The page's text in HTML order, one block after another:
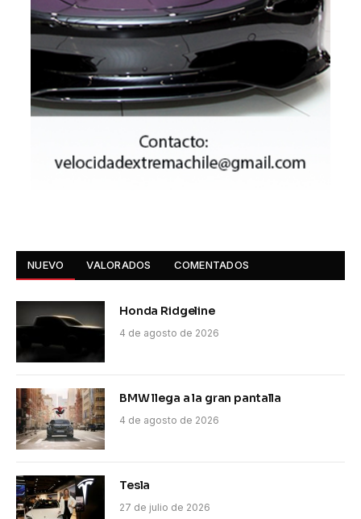
NUEVO VALORADOS COMENTADOS
Honda Ridgeline
4 de agosto de 2026
BMW llega a la gran pantalla
4 de agosto de 2026
Tesla
27 de julio de 2026